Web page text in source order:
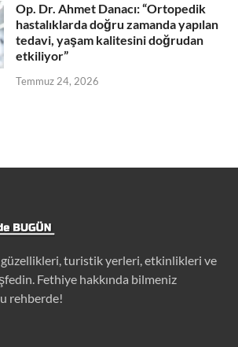
Op. Dr. Ahmet Danacı: “Ortopedik
hastalıklarda doğru zamanda yapılan
tedavi, yaşam kalitesini doğrudan
etkiliyor”
Temmuz 24, 2026
turistik yerleri, etkinlikleri ve
Fethiye hakkında bilmeniz
rehberde!